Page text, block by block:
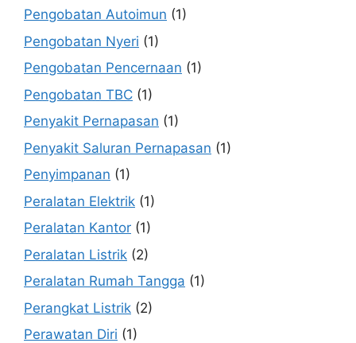
Pengobatan Autoimun (1)
Pengobatan Nyeri (1)
Pengobatan Pencernaan (1)
Pengobatan TBC (1)
Penyakit Pernapasan (1)
Penyakit Saluran Pernapasan (1)
Penyimpanan (1)
Peralatan Elektrik (1)
Peralatan Kantor (1)
Peralatan Listrik (2)
Peralatan Rumah Tangga (1)
Perangkat Listrik (2)
Perawatan Diri (1)